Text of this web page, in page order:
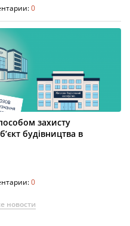
0
захисту
будівництва в
0
новости